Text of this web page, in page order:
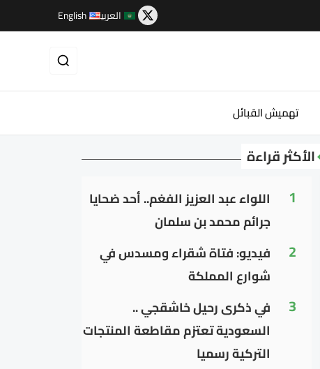
العربية English
تهميش القبائل
الأكثر قراءة
1
اللواء عبد العزيز الفغم.. أحد ضحايا
جرائم محمد بن سلمان
2
فيديو: فتاة شقراء ومسدس في
شوارع المملكة
3
في ذكرى رحيل خاشقجي ..
السعودية تعتزم مقاطعة المنتجات
التركية رسميا